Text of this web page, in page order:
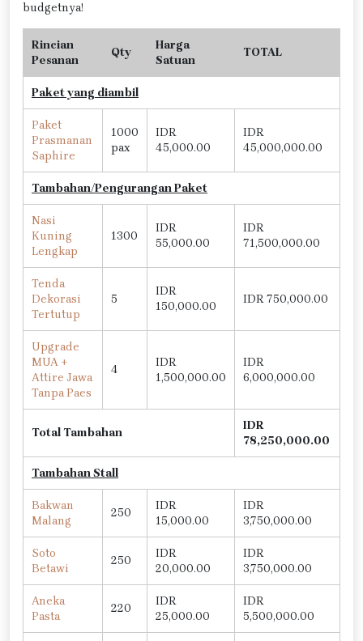
budgetnya!
Rincian
Pesanan
Qty
Harga
Satuan
TOTAL
Paket yang diambil
Paket
Prasmanan
Saphire
1000
pax
IDR
45,000.00
IDR
45,000,000.00
Tambahan/Pengurangan Paket
Nasi
Kuning
Lengkap
1300
IDR
55,000.00
IDR
71,500,000.00
Tenda
Dekorasi
Tertutup
5
IDR
150,000.00
IDR 750,000.00
Upgrade
MUA +
Attire Jawa
Tanpa Paes
4
IDR
1,500,000.00
IDR
6,000,000.00
Total Tambahan
IDR
78,250,000.00
Tambahan Stall
Bakwan
Malang
250
IDR
15,000.00
IDR
3,750,000.00
Soto
Betawi
250
IDR
20,000.00
IDR
3,750,000.00
Aneka
Pasta
220
IDR
25,000.00
IDR
5,500,000.00